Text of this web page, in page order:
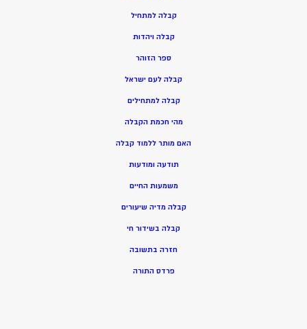
קבלה למתחיל
קבלה ויהדות
ספר הזוהר
קבלה לעם ישראל
קבלה למתחילים
מהי חכמת הקבלה
האם מותר ללמוד קבלה
תודעה ומודעות
משמעות החיים
קבלה מדיה שיעורים
קבלה בשידור חי
חזרה בתשובה
פרדס התורה